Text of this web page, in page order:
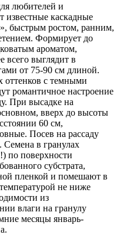
любителей и
известные каскадные
быстрым ростом, ранним,
Формирует до
ароматом,
всего выглядит в
от 75-90 см длиной.
с темными
романтичное настроение
При высадке на
вверх до высоты
60 см,
Посев на рассаду
Семена в гранулах
по поверхности
субстрата,
пленкой и помешают в
не ниже
из
влаги на гранулу
месяцы январь-